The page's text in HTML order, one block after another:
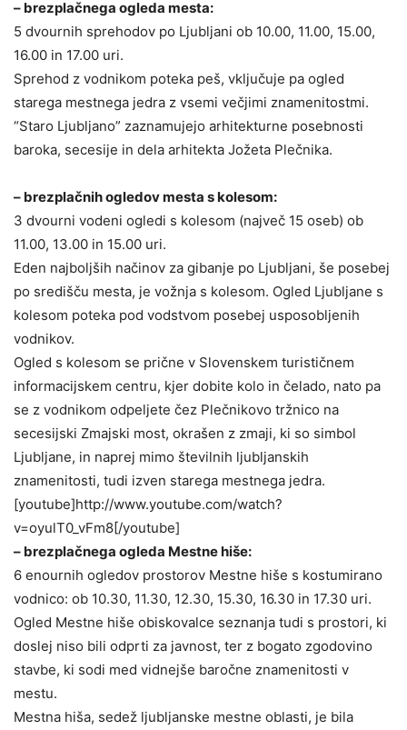
– brezplačnega ogleda mesta:
5 dvournih sprehodov po Ljubljani ob 10.00, 11.00, 15.00,
16.00 in 17.00 uri.
Sprehod z vodnikom poteka peš, vključuje pa ogled
starega mestnega jedra z vsemi večjimi znamenitostmi.
“Staro Ljubljano” zaznamujejo arhitekturne posebnosti
baroka, secesije in dela arhitekta Jožeta Plečnika.
– brezplačnih ogledov mesta s kolesom:
3 dvourni vodeni ogledi s kolesom (največ 15 oseb) ob
11.00, 13.00 in 15.00 uri.
Eden najboljših načinov za gibanje po Ljubljani, še posebej
po središču mesta, je vožnja s kolesom. Ogled Ljubljane s
kolesom poteka pod vodstvom posebej usposobljenih
vodnikov.
Ogled s kolesom se prične v Slovenskem turističnem
informacijskem centru, kjer dobite kolo in čelado, nato pa
se z vodnikom odpeljete čez Plečnikovo tržnico na
secesijski Zmajski most, okrašen z zmaji, ki so simbol
Ljubljane, in naprej mimo številnih ljubljanskih
znamenitosti, tudi izven starega mestnega jedra.
[youtube]http://www.youtube.com/watch?
v=oyulT0_vFm8[/youtube]
– brezplačnega ogleda Mestne hiše:
6 enournih ogledov prostorov Mestne hiše s kostumirano
vodnico: ob 10.30, 11.30, 12.30, 15.30, 16.30 in 17.30 uri.
Ogled Mestne hiše obiskovalce seznanja tudi s prostori, ki
doslej niso bili odprti za javnost, ter z bogato zgodovino
stavbe, ki sodi med vidnejše baročne znamenitosti v
mestu.
Mestna hiša, sedež ljubljanske mestne oblasti, je bila